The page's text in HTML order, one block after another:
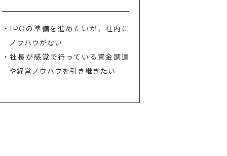
・IPOの準備を進めたいが、社内に
ノウハウがない
・社長が感覚で行っている資金調達
や経営ノウハウを引き継ぎたい